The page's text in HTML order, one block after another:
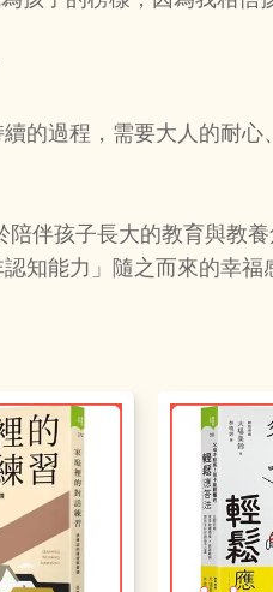
的過程，需要大人的耐
陪伴孩子長大的教育與
知能力」隨之而來的幸福